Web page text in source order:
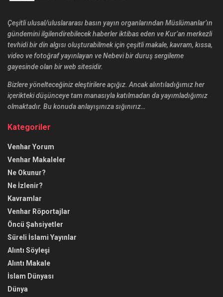
Çeşitli ulusal/uluslararası basın yayın organlarından Müslümanlar’ın
gündemini ilgilendirebilecek haberler iktibas eden ve Kur’an merkezli
tevhidi bir din algısı oluşturabilmek için çeşitli makale, kavram, kıssa,
video ve fotoğraf yayınlayan ve Nebevi bir duruş sergileme
gayesinde olan bir web sitesidir.
Bizlere yönelteceğiniz eleştirilere açığız. Ancak alıntıladığımız her
içerikteki düşünceye tam manasıyla katılmadan da yayımladığımız
olmaktadır. Bu konuda anlayışınıza sığınırız…
Kategoriler
Venhar Yorum
Venhar Makaleler
Ne Okunur?
Ne İzlenir?
Kavramlar
Venhar Röportajlar
Öncü Şahsiyetler
Süreli İslami Yayınlar
Alıntı Söyleşi
Alıntı Makale
İslam Dünyası
Dünya